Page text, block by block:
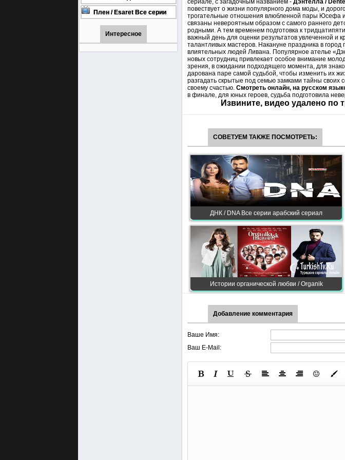
онлайн бесплатно
1001 (Турецкий сериал Все
серии) 1-90 серия
Плен / Esaret Все серии
турецкий сериал смотреть
онлайн на русском языке
Интересное
сериале, с загадочным названием - Дэнтелла /
повествует о жизни популярного дома моды, и
трогательные отношения влюбленной пары Юсефа
связаны невероятным образом с самого раннего
родными. А тем временем подготовка к
важный день для оценки результатов увлеченной и
талантливых мастеров. Накануне праздника в
влиятельных людей Ливана. Популярное ателье
новых сотрудниц привлекает особое внимание
зрения, в ожидании подходящего момента, для
дарована паре самой судьбой, чтобы изменить их
разгадать скрытые под семью замками тайны своих
своему счастью. Смотреть онлайн, на русском
в финале, для юных героев, судьба подготовила
Извините, видео удалено по
СОВЕТУЕМ ТАКЖЕ ПОСМОТРЕТЬ:
ДНК / DNA Все серии арабский сериал
Истории органической любви / Organik
Добавление комментария
Ваше Имя:
Ваш E-Mail: